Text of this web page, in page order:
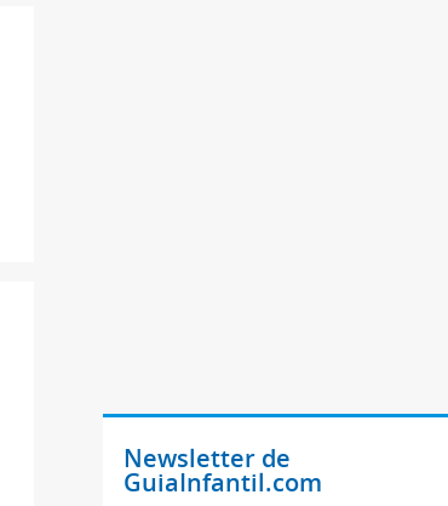
Newsletter de
GuiaInfantil.com